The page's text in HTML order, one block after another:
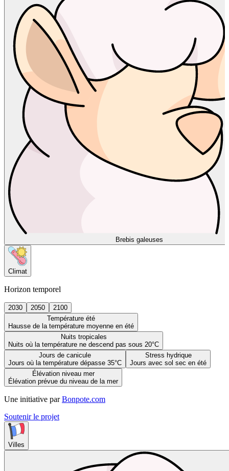
Brebis galeuses
Climat
Horizon temporel
2030 2050
2100
Température été
Hausse de la température moyenne en été
Nuits tropicales
Nuits où la température ne descend pas sous 20°C
Jours de canicule
Jours où la température dépasse 35°C
Stress hydrique
Jours avec sol sec en été
Élévation niveau mer
Élévation prévue du niveau de la mer
Une initiative par Bonpote.com
Soutenir le projet
Villes